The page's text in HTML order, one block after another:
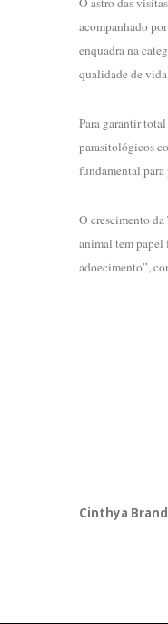
acompanhado
enquadra na
qualidade de
Para garantir
parasitológicos
fundamental para
O crescimento da
animal tem papel
adoecimento”,
Cinthya